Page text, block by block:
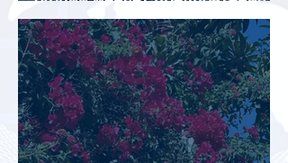
туристов